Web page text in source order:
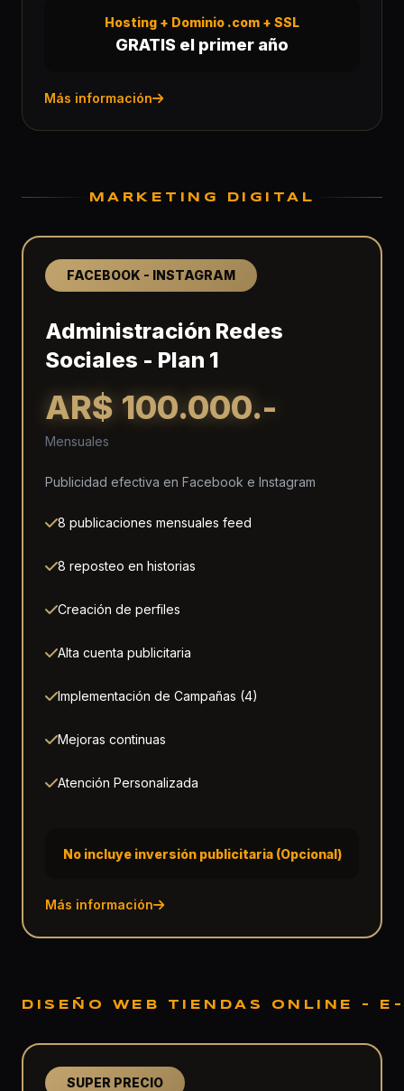
Hosting + Dominio .com + SSL
GRATIS el primer año
Más información
MARKETING DIGITAL
FACEBOOK - INSTAGRAM
Administración Redes
Sociales - Plan 1
AR$ 100.000.-
Mensuales
Publicidad efectiva en Facebook e Instagram
8 publicaciones mensuales feed
8 reposteo en historias
Creación de perfiles
Alta cuenta publicitaria
Implementación de Campañas (4)
Mejoras continuas
Atención Personalizada
No incluye inversión publicitaria (Opcional)
Más información
DISEÑO WEB TIENDAS ONLINE - E-
SUPER PRECIO